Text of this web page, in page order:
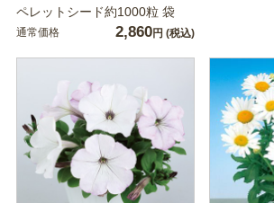
ペレットシード約1000粒 袋
通常価格 2,860円 (税込)